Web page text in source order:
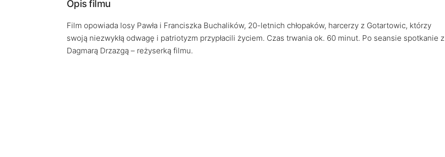
Opis filmu
Film opowiada losy Pawła i Franciszka Buchalików, 20-letnich chłopaków, harcerzy z Gotartowic, którzy
swoją niezwykłą odwagę i patriotyzm przypłacili życiem. Czas trwania ok. 60 minut. Po seansie spotkanie z
Dagmarą Drzazgą – reżyserką filmu.